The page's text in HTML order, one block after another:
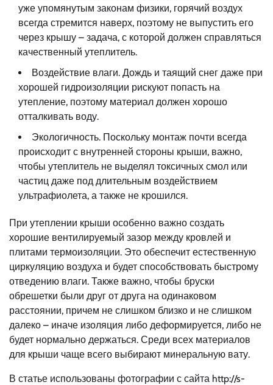
уже упомянутым законам физики, горячий воздух
всегда стремится наверх, поэтому не выпустить его
через крышу – задача, с которой должен справляться
качественный утеплитель.
Воздействие влаги. Дождь и таящий снег даже при
хорошей гидроизоляции рискуют попасть на
утепление, поэтому материал должен хорошо
отталкивать воду.
Экологичность. Поскольку монтаж почти всегда
происходит с внутренней стороны крыши, важно,
чтобы утеплитель не выделял токсичных смол или
частиц даже под длительным воздействием
ультрафиолета, а также не крошился.
При утеплении крыши особенно важно создать
хорошие вентилируемый зазор между кровлей и
плитами термоизоляции. Это обеспечит естественную
циркуляцию воздуха и будет способствовать быстрому
отведению влаги. Также важно, чтобы бруски
обрешетки были друг от друга на одинаковом
расстоянии, причем не слишком близко и не слишком
далеко – иначе изоляция либо деформируется, либо не
будет нормально держаться. Среди всех материалов
для крыши чаще всего выбирают минеральную вату.
В статье использованы фотографии с сайта http://s-